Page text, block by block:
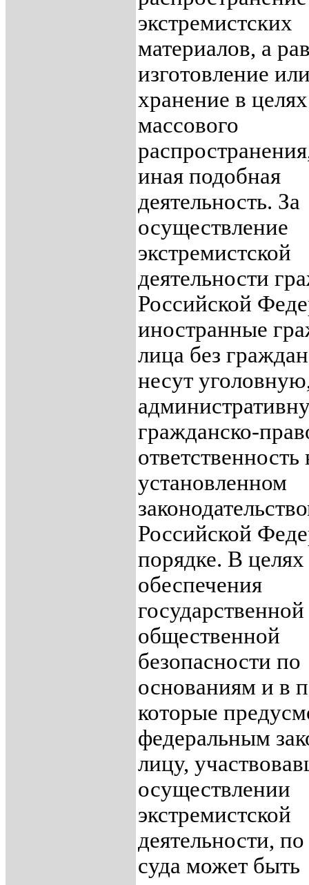
экстремистских
материалов, а
изготовление
хранение в целях
массового
иная подобная
деятельность. За
осуществление
экстремистской
деятельности
Российской
иностранные
лица без
несут
гражданско-
ответственность
установленном
Российской
порядке. В целях
обеспечения
общественной
безопасности по
основаниям и в
которые
федеральным
лицу,
осуществлении
экстремистской
деятельности,
суда может быть